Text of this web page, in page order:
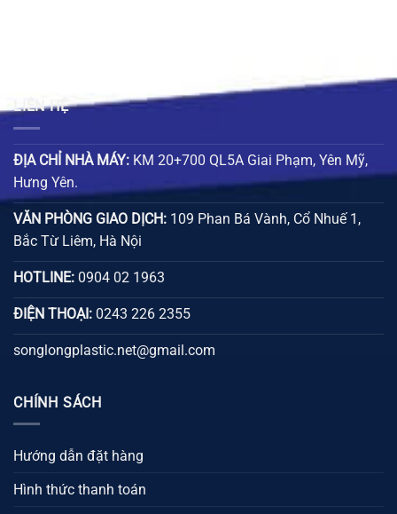
LIÊN HỆ
ĐỊA CHỈ NHÀ MÁY: KM 20+700 QL5A Giai Phạm, Yên Mỹ,
Hưng Yên.
VĂN PHÒNG GIAO DỊCH: 109 Phan Bá Vành, Cổ Nhuế 1,
Bắc Từ Liêm, Hà Nội
HOTLINE: 0904 02 1963
ĐIỆN THOẠI: 0243 226 2355
songlongplastic.net@gmail.com
CHÍNH SÁCH
Hướng dẫn đặt hàng
Hình thức thanh toán